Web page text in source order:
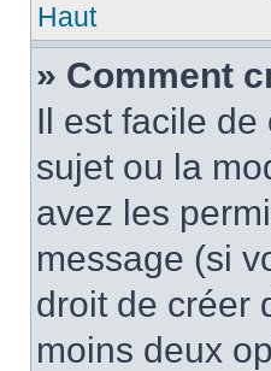
Haut
» Comment
Il est facile de
sujet ou la
avez les
message (si
droit de créer
moins deux